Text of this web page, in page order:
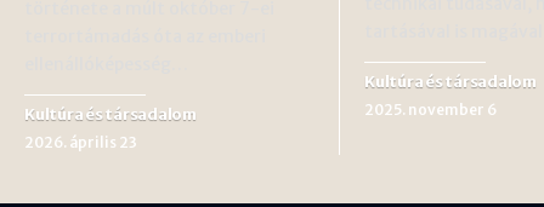
Kultúra és társadalom
2026. április 23
Kultúra és társadalom
2025. november 6